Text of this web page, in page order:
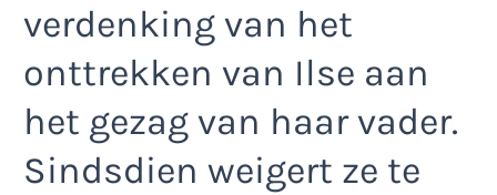
verdenking van het
onttrekken van Ilse aan
het gezag van haar vader.
Sindsdien weigert ze te